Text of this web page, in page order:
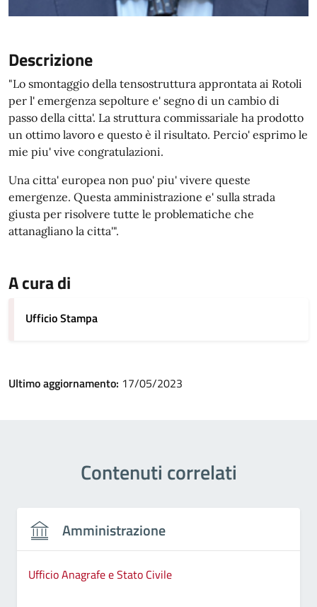
Descrizione
"Lo smontaggio della tensostruttura approntata ai Rotoli
per l' emergenza sepolture e' segno di un cambio di
passo della citta'. La struttura commissariale ha prodotto
un ottimo lavoro e questo è il risultato. Percio' esprimo le
mie piu' vive congratulazioni.
Una citta' europea non puo' piu' vivere queste
emergenze. Questa amministrazione e' sulla strada
giusta per risolvere tutte le problematiche che
attanagliano la citta'".
A cura di
Ufficio Stampa
Ultimo aggiornamento: 17/05/2023
Contenuti correlati
Amministrazione
Ufficio Anagrafe e Stato Civile